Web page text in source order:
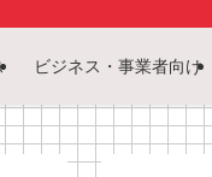
ビジネス・事業者向け